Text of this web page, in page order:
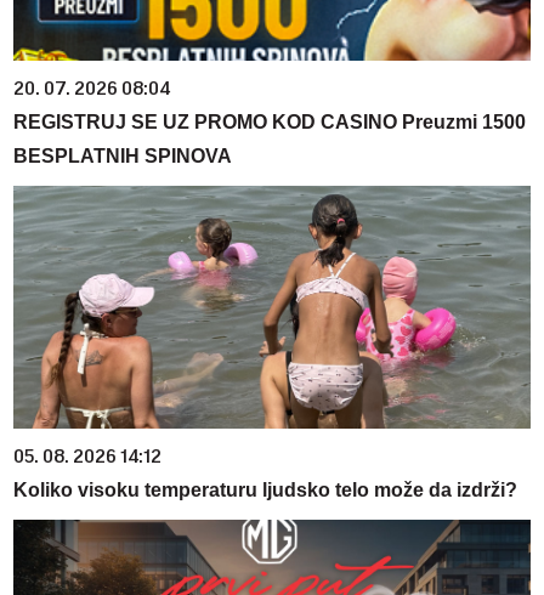
20. 07. 2026 08:04
REGISTRUJ SE UZ PROMO KOD CASINO Preuzmi 1500
BESPLATNIH SPINOVA
05. 08. 2026 14:12
Koliko visoku temperaturu ljudsko telo može da izdrži?